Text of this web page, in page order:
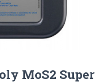
MoS2 Super